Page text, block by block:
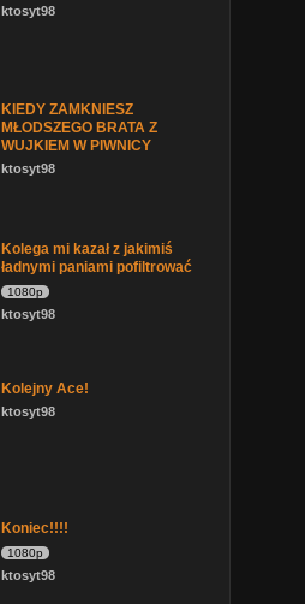
ktosyt98
KIEDY ZAMKNIESZ
MŁODSZEGO BRATA Z
WUJKIEM W PIWNICY
ktosyt98
Kolega mi kazał z jakimiś
ładnymi paniami pofiltrować
1080p
ktosyt98
Kolejny Ace!
ktosyt98
Koniec!!!!
1080p
ktosyt98